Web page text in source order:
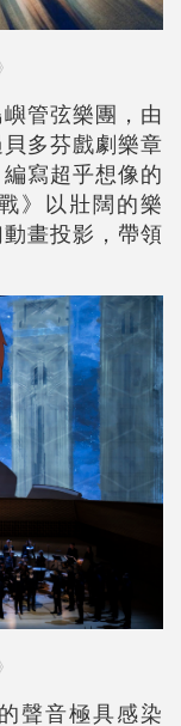
管弦樂團，由
多芬戲劇樂章
寫超乎想像的
》以壯闊的樂
畫投影，帶領
聲音極具感染